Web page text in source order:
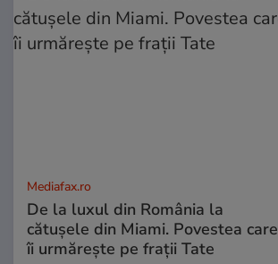
Mediafax.ro
De la luxul din România la
cătușele din Miami. Povestea care
îi urmărește pe frații Tate